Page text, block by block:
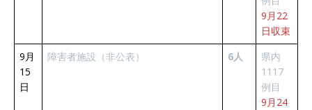
9月22
日収束
9月
15
日
障害者施設（非公表） 6人
県内
1117
例目
9月24